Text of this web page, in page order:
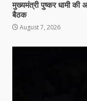
मुख्यमंत्री पुष्कर धामी की
बैठक
August 7, 2026